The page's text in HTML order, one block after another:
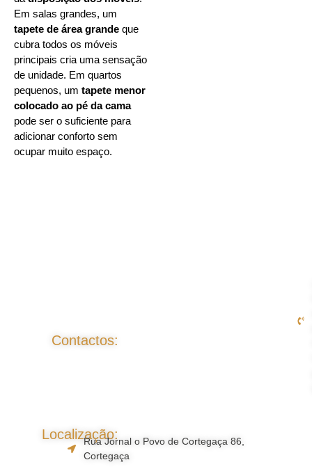
Em salas grandes, um
tapete de área grande que
cubra todos os móveis
principais cria uma sensação
de unidade. Em quartos
pequenos, um tapete menor
colocado ao pé da cama
pode ser o suficiente para
adicionar conforto sem
ocupar muito espaço.
Contactos:
Localização:Rua Jornal o Povo de Cortegaça 86,
Cortegaça